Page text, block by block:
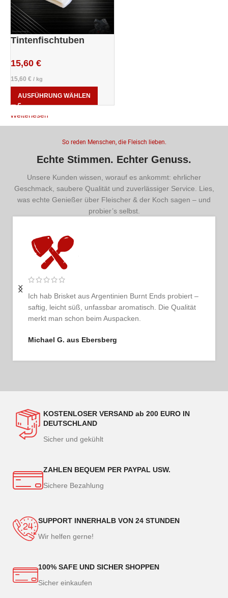
Tintenfischtuben
15,60 €
15,60 € / kg
AUSFÜHRUNG WÄHLEN
Weiterlesen
So reden Menschen, die Fleisch lieben.
Echte Stimmen. Echter Genuss.
Unsere Kunden wissen, worauf es ankommt: ehrlicher
Geschmack, saubere Qualität und zuverlässiger Service. Lies,
was echte Genießer über Fleischer & der Koch sagen – und
probier’s selbst.
Ich bestelle regelmäßig und bin jedes Mal begeistert.
Das Fleisch ist tadellos, der Service persönlich und
ehrlich. So schmeckt Vertrauen.
Thomas G. aus Hamburg
KOSTENLOSER VERSAND ab 200 EURO IN
DEUTSCHLAND
Sicher und gekühlt
ZAHLEN BEQUEM PER PAYPAL USW.
Sichere Bezahlung
SUPPORT INNERHALB VON 24 STUNDEN
Wir helfen gerne!
100% SAFE UND SICHER SHOPPEN
Sicher einkaufen